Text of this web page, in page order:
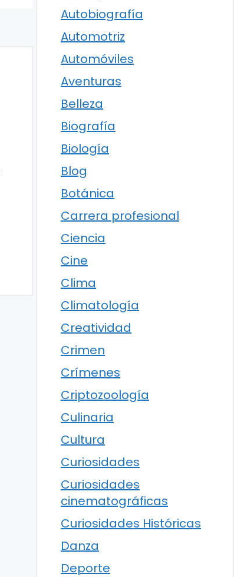
Autobiografía
Automotriz
Automóviles
Aventuras
Belleza
Biografía
Biología
Blog
Botánica
Carrera profesional
Ciencia
Cine
Clima
Climatología
Creatividad
Crimen
Crímenes
Criptozoología
Culinaria
Cultura
Curiosidades
Curiosidades
cinematográficas
Curiosidades Históricas
Danza
Deporte